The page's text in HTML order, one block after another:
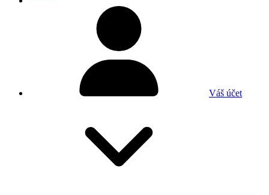
Váš účet